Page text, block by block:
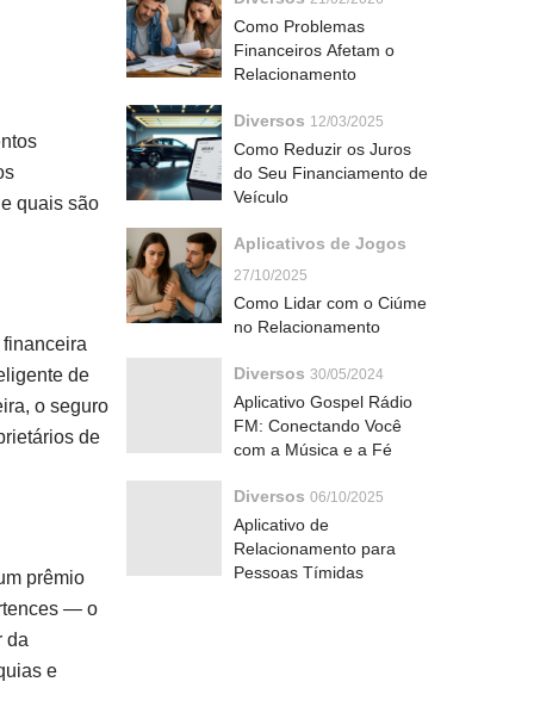
quais são
de
o seguro
de
prêmio
— o
da
e
Como Problemas
Financeiros Afetam o
Relacionamento
Diversos 12/03/2025
Como Reduzir os Juros
do Seu Financiamento de
Veículo
Aplicativos de Jogos
27/10/2025
Como Lidar com o Ciúme
no Relacionamento
Diversos 30/05/2024
Aplicativo Gospel Rádio
FM: Conectando Você
com a Música e a Fé
Diversos 06/10/2025
Aplicativo de
Relacionamento para
Pessoas Tímidas